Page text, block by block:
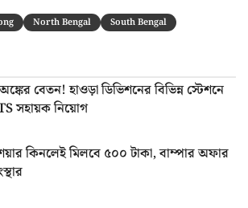
North Bengal South Bengal
বেতন! হাওড়া ডিভিশনের বিভিন্ন স্টেশনে
সহায়ক নিয়োগ
কিনলেই মিলবে ৫০০ টাকা, বাম্পার অফার